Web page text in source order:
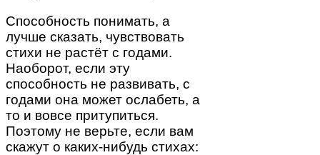
Способность понимать, а
лучше сказать, чувствовать
стихи не растёт с годами.
Наоборот, если эту
способность не развивать, с
годами она может ослабеть, а
то и вовсе притупиться.
Поэтому не верьте, если вам
скажут о каких-нибудь стихах: